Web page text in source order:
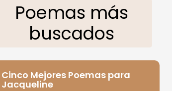
Poemas más
buscados
Cinco Mejores Poemas para
Jacqueline